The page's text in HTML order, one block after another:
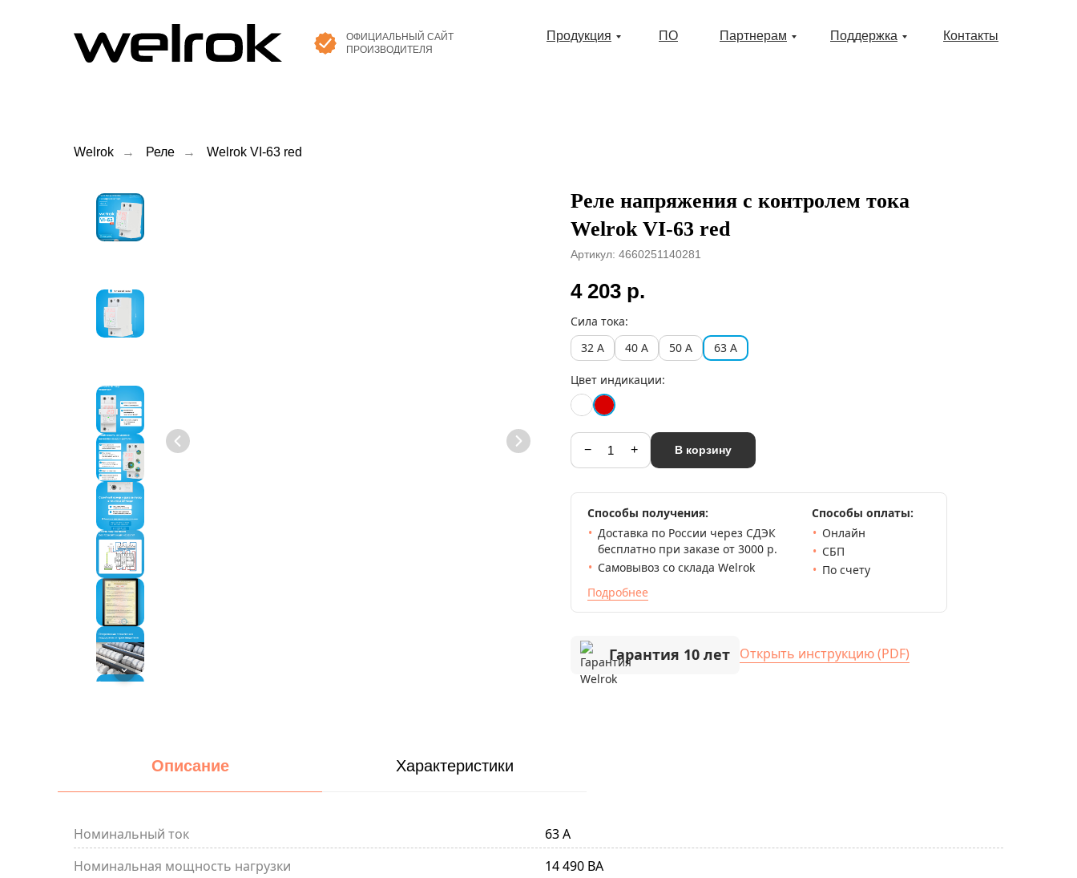
ОФИЦИАЛЬНЫЙ САЙТ
ПРОИЗВОДИТЕЛЯ
Продукция ПО Партнерам Контакты
Поддержка
Welrok → Реле → Welrok VI-63 red
Реле напряжения с контролем тока
Welrok VI-63 red
Артикул: 4660251140281
4 203 р.
Сила тока:
32 А
40 А 50 А 63 А
Цвет индикации:
− + В корзину
Способы получения:
Доставка по России через СДЭК
бесплатно при заказе от 3000 р.
Самовывоз со склада Welrok
Способы оплаты:
Онлайн
СБП
По счету
Подробнее
Гарантия 10 лет Открыть инструкцию (PDF)
Описание Характеристики
Номинальный ток
63 А
Номинальная мощность нагрузки
14 490 ВА